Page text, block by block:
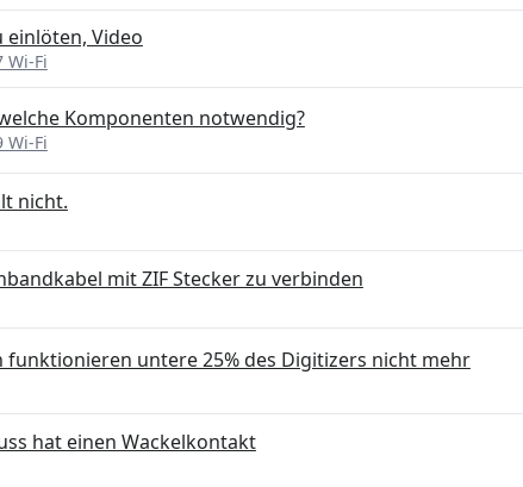
einlöten, Video
Wi-Fi
Komponenten notwendig?
Wi-Fi
nicht.
mit ZIF Stecker zu verbinden
funktionieren untere 25% des Digitizers nicht mehr
hat einen Wackelkontakt